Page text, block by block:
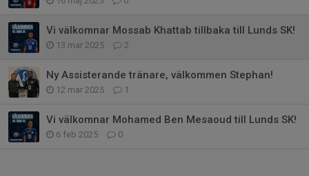
Vi välkomnar Mossab Khattab tillbaka till Lunds SK!
13 mar 2025 2
Ny Assisterande tränare, välkommen Stephan!
12 mar 2025 1
Vi välkomnar Mohamed Ben Mesaoud till Lunds SK!
6 feb 2025 0